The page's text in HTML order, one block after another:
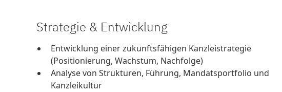
Strategie & Entwicklung
Entwicklung einer zukunftsfähigen Kanzleistrategie
(Positionierung, Wachstum, Nachfolge)
Analyse von Strukturen, Führung, Mandatsportfolio und
Kanzleikultur